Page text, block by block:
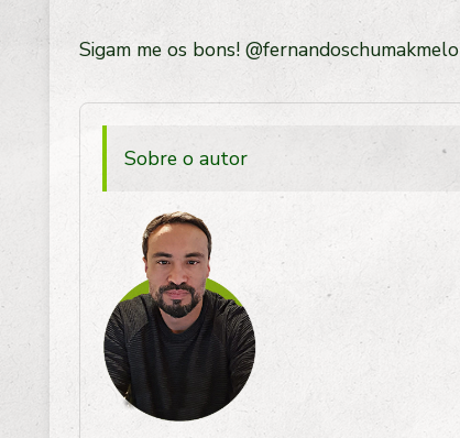
Sigam me os bons! @fernandoschumakmelo
Sobre o autor